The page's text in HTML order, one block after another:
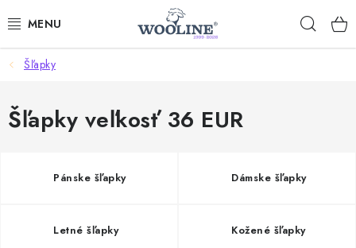
na
AKCIE
OBLEČENIE Z VLNY
SAUNA A ZDRAVIE
Šľapky
Šľapky veľkosť 36 EUR
Pánske šľapky Dámske šľapky
Letné šľapky Kožené šľapky